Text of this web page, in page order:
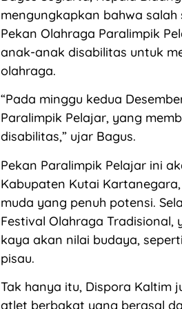
mengungkapkan bahwa
Pekan Olahraga Paralimpik
anak-anak disabilitas untuk
olahraga.
“Pada minggu kedua
Paralimpik Pelajar, yang
disabilitas,” ujar Bagus.
Pekan Paralimpik Pelajar ini
Kabupaten Kutai
muda yang penuh potensi.
Festival Olahraga
kaya akan nilai budaya,
pisau.
Tak hanya itu, Dispora Kaltim
atlet berbakat yang berasal